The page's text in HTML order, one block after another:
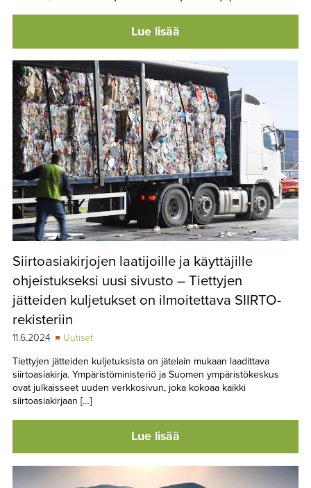
Lue lisää
Siirtoasiakirjojen laatijoille ja käyttäjille
ohjeistukseksi uusi sivusto – Tiettyjen
jätteiden kuljetukset on ilmoitettava SIIRTO-
rekisteriin
11.6.2024
Uutiset
Tiettyjen jätteiden kuljetuksista on jätelain mukaan laadittava
siirtoasiakirja. Ympäristöministeriö ja Suomen ympäristökeskus
ovat julkaisseet uuden verkkosivun, joka kokoaa kaikki
siirtoasiakirjaan […]
Lue lisää